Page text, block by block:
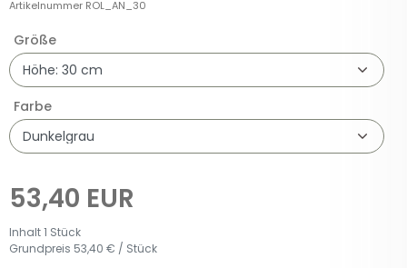
Artikelnummer ROL_AN_30
Größe
Farbe
53,40 EUR
Inhalt1 Stück
Grundpreis 53,40 € / Stück